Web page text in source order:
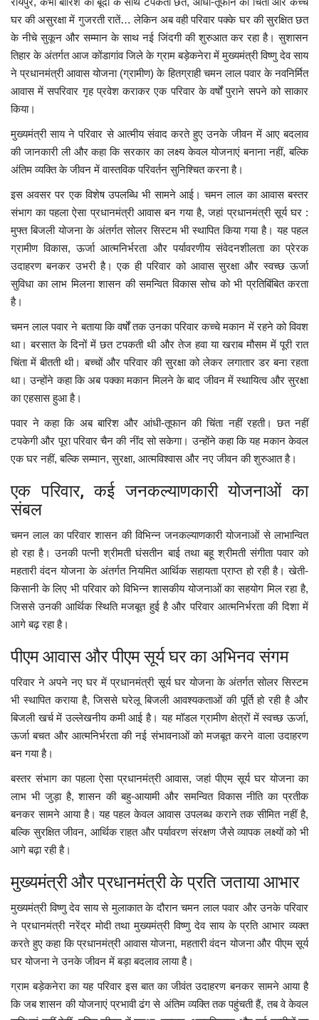
घर की असुरक्षा में गुजरती रातें… लेकिन अब वही परिवार पक्के घर की सुरक्षित छत
के नीचे सुकून और सम्मान के साथ नई जिंदगी की शुरुआत कर रहा है। सुशासन
तिहार के अंतर्गत आज कोंडागांव जिले के ग्राम बड़ेकनेरा में मुख्यमंत्री विष्णु देव साय
ने प्रधानमंत्री आवास योजना (ग्रामीण) के हितग्राही चमन लाल पवार के नवनिर्मित
आवास में सपरिवार गृह प्रवेश कराकर एक परिवार के वर्षों पुराने सपने को साकार
किया।
मुख्यमंत्री साय ने परिवार से आत्मीय संवाद करते हुए उनके जीवन में आए बदलाव
की जानकारी ली और कहा कि सरकार का लक्ष्य केवल योजनाएं बनाना नहीं, बल्कि
अंतिम व्यक्ति के जीवन में वास्तविक परिवर्तन सुनिश्चित करना है।
इस अवसर पर एक विशेष उपलब्धि भी सामने आई। चमन लाल का आवास बस्तर
संभाग का पहला ऐसा प्रधानमंत्री आवास बन गया है, जहां प्रधानमंत्री सूर्य घर :
मुफ्त बिजली योजना के अंतर्गत सोलर सिस्टम भी स्थापित किया गया है। यह पहल
ग्रामीण विकास, ऊर्जा आत्मनिर्भरता और पर्यावरणीय संवेदनशीलता का प्रेरक
उदाहरण बनकर उभरी है। एक ही परिवार को आवास सुरक्षा और स्वच्छ ऊर्जा
सुविधा का लाभ मिलना शासन की समन्वित विकास सोच को भी प्रतिबिंबित करता
है।
चमन लाल पवार ने बताया कि वर्षों तक उनका परिवार कच्चे मकान में रहने को विवश
था। बरसात के दिनों में छत टपकती थी और तेज हवा या खराब मौसम में पूरी रात
चिंता में बीतती थी। बच्चों और परिवार की सुरक्षा को लेकर लगातार डर बना रहता
था। उन्होंने कहा कि अब पक्का मकान मिलने के बाद जीवन में स्थायित्व और सुरक्षा
का एहसास हुआ है।
पवार ने कहा कि अब बारिश और आंधी-तूफान की चिंता नहीं रहती। छत नहीं
टपकेगी और पूरा परिवार चैन की नींद सो सकेगा। उन्होंने कहा कि यह मकान केवल
एक घर नहीं, बल्कि सम्मान, सुरक्षा, आत्मविश्वास और नए जीवन की शुरुआत है।
एक परिवार, कई जनकल्याणकारी योजनाओं का
संबल
चमन लाल का परिवार शासन की विभिन्न जनकल्याणकारी योजनाओं से लाभान्वित
हो रहा है। उनकी पत्नी श्रीमती घंसतीन बाई तथा बहू श्रीमती संगीता पवार को
महतारी वंदन योजना के अंतर्गत नियमित आर्थिक सहायता प्राप्त हो रही है। खेती-
किसानी के लिए भी परिवार को विभिन्न शासकीय योजनाओं का सहयोग मिल रहा है,
जिससे उनकी आर्थिक स्थिति मजबूत हुई है और परिवार आत्मनिर्भरता की दिशा में
आगे बढ़ रहा है।
पीएम आवास और पीएम सूर्य घर का अभिनव संगम
परिवार ने अपने नए घर में प्रधानमंत्री सूर्य घर योजना के अंतर्गत सोलर सिस्टम
भी स्थापित कराया है, जिससे घरेलू बिजली आवश्यकताओं की पूर्ति हो रही है और
बिजली खर्च में उल्लेखनीय कमी आई है। यह मॉडल ग्रामीण क्षेत्रों में स्वच्छ ऊर्जा,
ऊर्जा बचत और आत्मनिर्भरता की नई संभावनाओं को मजबूत करने वाला उदाहरण
बन गया है।
बस्तर संभाग का पहला ऐसा प्रधानमंत्री आवास, जहां पीएम सूर्य घर योजना का
लाभ भी जुड़ा है, शासन की बहु-आयामी और समन्वित विकास नीति का प्रतीक
बनकर सामने आया है। यह पहल केवल आवास उपलब्ध कराने तक सीमित नहीं है,
बल्कि सुरक्षित जीवन, आर्थिक राहत और पर्यावरण संरक्षण जैसे व्यापक लक्ष्यों को भी
आगे बढ़ा रही है।
मुख्यमंत्री और प्रधानमंत्री के प्रति जताया आभार
मुख्यमंत्री विष्णु देव साय से मुलाकात के दौरान चमन लाल पवार और उनके परिवार
ने प्रधानमंत्री नरेंद्र मोदी तथा मुख्यमंत्री विष्णु देव साय के प्रति आभार व्यक्त
करते हुए कहा कि प्रधानमंत्री आवास योजना, महतारी वंदन योजना और पीएम सूर्य
घर योजना ने उनके जीवन में बड़ा बदलाव लाया है।
ग्राम बड़ेकनेरा का यह परिवार इस बात का जीवंत उदाहरण बनकर सामने आया है
कि जब शासन की योजनाएं प्रभावी ढंग से अंतिम व्यक्ति तक पहुंचती हैं, तब वे केवल